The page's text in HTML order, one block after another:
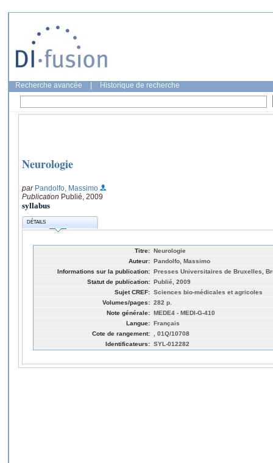
Recherche avancée Historique de recherche
Neurologie
par Pandolfo, Massimo
Publication Publié, 2009
syllabus
DÉTAILS
Titre: Neurologie
Auteur: Pandolfo, Massimo
Informations sur la publication: Presses Universitaires de Bruxelles,
Statut de publication: Publié, 2009
Sujet CREF: Sciences bio-médicales et agricoles
Volumes/pages: 282 p.
Note générale: MEDE4 - MEDI-G-410
Langue: Français
Cote de rangement:
, 01Q/10708
Identificateurs: SYL-012282